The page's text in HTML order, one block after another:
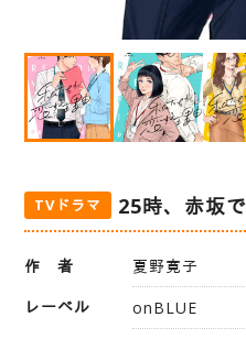
TVドラマ 25時、赤坂で
作 者
夏野寛子
レーベル
onBLUE